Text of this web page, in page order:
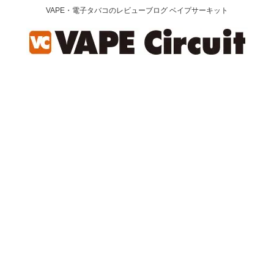
VAPE・電子タバコのレビューブログ ベイプサーキット